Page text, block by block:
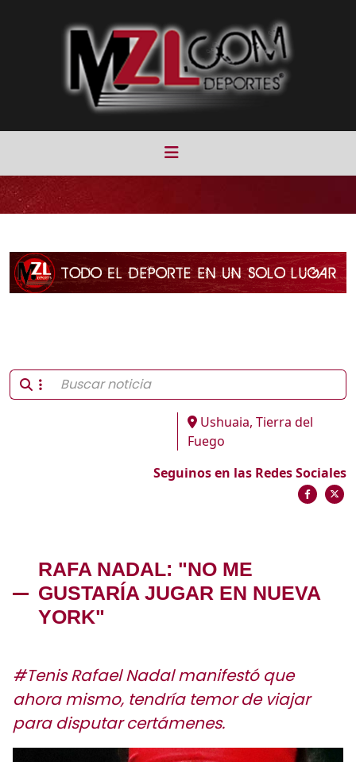
Ushuaia, Tierra del
Fuego
Seguinos en las Redes Sociales
RAFA NADAL: "NO ME
GUSTARÍA JUGAR EN NUEVA
YORK"
#Tenis Rafael Nadal manifestó que
ahora mismo, tendría temor de viajar
para disputar certámenes.